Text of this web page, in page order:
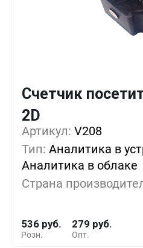
Счетчик
2D
Артикул: V208
Тип: Аналитика в
Аналитика в облаке
Страна
Розн.
536 руб.
Опт.
279 руб.
Кол-во
1+ 0%
5+ -24%
10+ -40%